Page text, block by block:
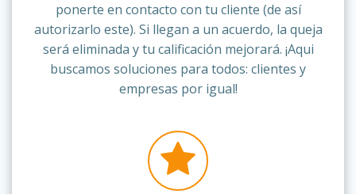
ponerte en contacto con tu cliente (de así
autorizarlo este). Si llegan a un acuerdo, la queja
será eliminada y tu calificación mejorará. ¡Aqui
buscamos soluciones para todos: clientes y
empresas por igual!